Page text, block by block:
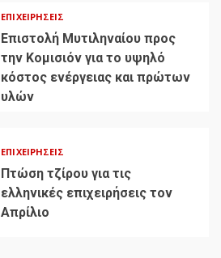
ΕΠΙΧΕΙΡΉΣΕΙΣ
Επιστολή Μυτιληναίου προς
την Κομισιόν για το υψηλό
κόστος ενέργειας και πρώτων
υλών
ΕΠΙΧΕΙΡΉΣΕΙΣ
Πτώση τζίρου για τις
ελληνικές επιχειρήσεις τον
Απρίλιο